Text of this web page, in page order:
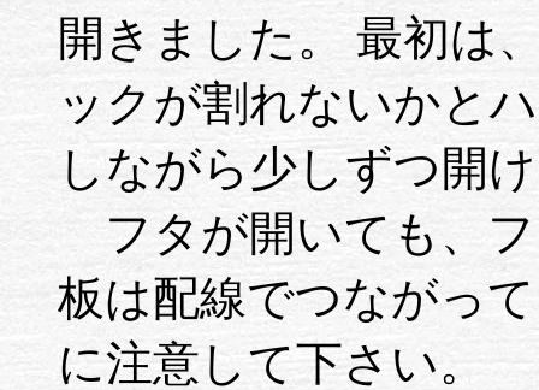
開きました。 最初は
ックが割れないかと
しながら少しずつ開
フタが開いても、
板は配線でつながっ
に注意して下さい。